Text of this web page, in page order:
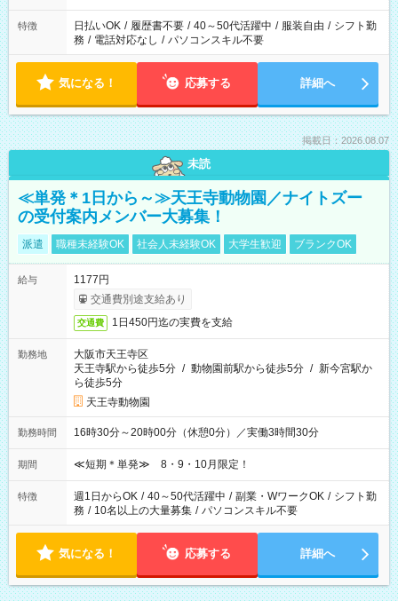
特徴 日払いOK / 履歴書不要 / 40～50代活躍中 / 服装自由 / シフト勤
務 / 電話対応なし / パソコンスキル不要
気になる！ 応募する 詳細へ
掲載日：2026.08.07
未読
≪単発＊1日から～≫天王寺動物園／ナイトズー
の受付案内メンバー大募集！
派遣 職種未経験OK 社会人未経験OK 大学生歓迎 ブランクOK
給与
1177円
交通費別途支給あり
交通費 1日450円迄の実費を支給
勤務地
大阪市天王寺区
天王寺駅から徒歩5分 / 動物園前駅から徒歩5分 / 新今宮駅か
ら徒歩5分
天王寺動物園
勤務時間 16時30分～20時00分（休憩0分）／実働3時間30分
期間 ≪短期＊単発≫ 8・9・10月限定！
特徴 週1日からOK / 40～50代活躍中 / 副業・WワークOK / シフト勤
務 / 10名以上の大量募集 / パソコンスキル不要
気になる！ 応募する 詳細へ